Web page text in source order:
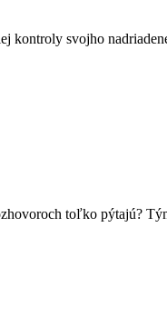
kontroly svojho
toľko pýtajú?